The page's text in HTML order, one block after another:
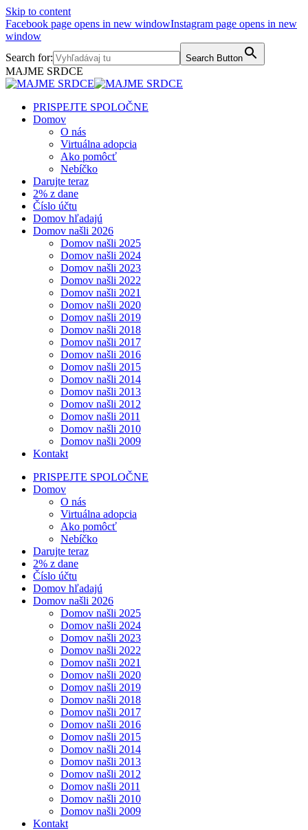
Skip to content
Facebook page opens in new windowInstagram page opens in new
window
Search for:
Search Button
MAJME SRDCE
PRISPEJTE SPOLOČNE
Domov
O nás
Virtuálna adopcia
Ako pomôcť
Nebíčko
Darujte teraz
2% z dane
Číslo účtu
Domov hľadajú
Domov našli 2026
Domov našli 2025
Domov našli 2024
Domov našli 2023
Domov našli 2022
Domov našli 2021
Domov našli 2020
Domov našli 2019
Domov našli 2018
Domov našli 2017
Domov našli 2016
Domov našli 2015
Domov našli 2014
Domov našli 2013
Domov našli 2012
Domov našli 2011
Domov našli 2010
Domov našli 2009
Kontakt
PRISPEJTE SPOLOČNE
Domov
O nás
Virtuálna adopcia
Ako pomôcť
Nebíčko
Darujte teraz
2% z dane
Číslo účtu
Domov hľadajú
Domov našli 2026
Domov našli 2025
Domov našli 2024
Domov našli 2023
Domov našli 2022
Domov našli 2021
Domov našli 2020
Domov našli 2019
Domov našli 2018
Domov našli 2017
Domov našli 2016
Domov našli 2015
Domov našli 2014
Domov našli 2013
Domov našli 2012
Domov našli 2011
Domov našli 2010
Domov našli 2009
Kontakt